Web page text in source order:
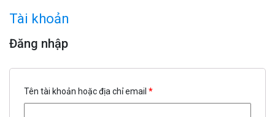
Tài khoản
Đăng nhập
Tên tài khoản hoặc địa chỉ email *